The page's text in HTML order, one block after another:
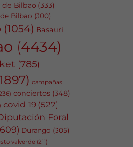
Bilbao (333)
Bilbao (300)
(1054) Basauri
(4434)
(785)
campañas
conciertos (348)
covid-19 (527)
Foral
Durango (305)
valverde (211)